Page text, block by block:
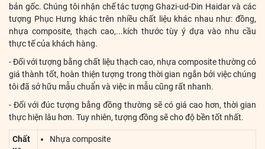
bản gốc. Chúng tôi nhận chế tác tượng Ghazi-ud-Din Haidar và các
tượng Phục Hưng khác trên nhiều chất liệu khác nhau như: đồng,
nhựa composite, thạch cao,...kích thước tùy ý dựa vào nhu cầu
thực tế của khách hàng.
- Đối với tượng bằng chất liệu thạch cao, nhựa composite thường có
giá thành tốt, hoàn thiện tượng trong thời gian ngắn bởi việc chúng
tôi đã sở hữu mẫu chuẩn và việc in mẫu cũng rất nhanh.
- Đối với đúc tượng bằng đồng thường sẽ có giá cao hơn, thời gian
thực hiện lâu hơn. Tuy nhiên, tượng đồng sẽ cho độ bền tốt nhất.
Chất
Nhựa composite